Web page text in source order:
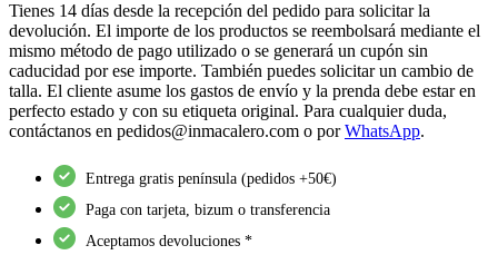
Tienes 14 días desde la recepción del pedido para solicitar la
devolución. El importe de los productos se reembolsará mediante el
mismo método de pago utilizado o se generará un cupón sin
caducidad por ese importe. También puedes solicitar un cambio de
talla. El cliente asume los gastos de envío y la prenda debe estar en
perfecto estado y con su etiqueta original. Para cualquier duda,
contáctanos en pedidos@inmacalero.com o porWhatsApp.
Entrega gratis península (pedidos +50€)
Paga con tarjeta, bizum o transferencia
Aceptamos devoluciones *